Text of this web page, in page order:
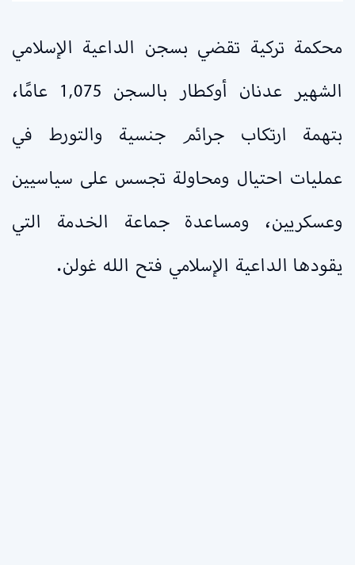
محكمة تركية تقضي بسجن الداعية الإسلامي
الشهير عدنان أوكطار بالسجن 1,075 عامًا،
بتهمة ارتكاب جرائم جنسية والتورط في
عمليات احتيال ومحاولة تجسس على سياسيين
وعسكريين، ومساعدة جماعة الخدمة التي
يقودها الداعية الإسلامي فتح الله غولن.